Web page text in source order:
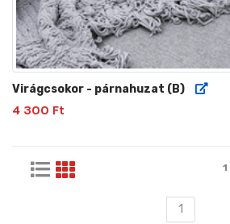
Virágcsokor - párnahuzat (B)
4 300 Ft
1
1